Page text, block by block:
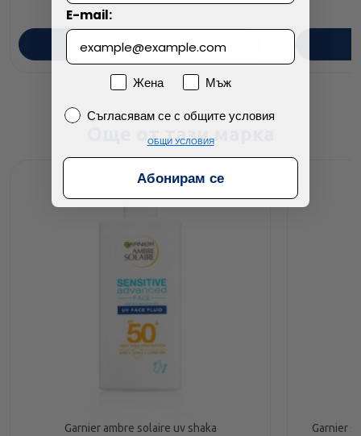
ПОРЪЧАЙ
Още от тази марка
Garnier ambre solaire uv shaka
Garnier
E-mail:
ПолЖена
Мъж
Съгласявам се с общите условия
Съгласявам се с общите условия
ОБЩИ УСЛОВИЯ
Абонирам се